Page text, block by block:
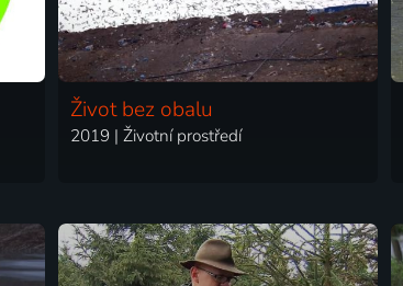
Život bez obalu
2019 | Životní prostředí